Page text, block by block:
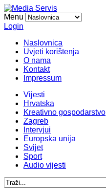
Menu
Login
Naslovnica
Uvjeti korištenja
O nama
Kontakt
Impressum
Vijesti
Hrvatska
Kreativno gospodarstvo
Zagreb
Intervjui
Europska unija
Svijet
Sport
Audio vijesti